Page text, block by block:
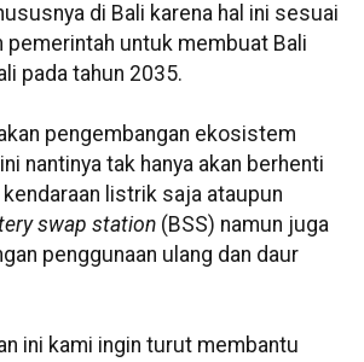
di Bali karena hal ini sesuai
pemerintah untuk membuat Bali
pada tahun 2035.
pengembangan ekosistem
nantinya tak hanya akan berhenti
listrik saja ataupun
swap station (BSS) namun juga
penggunaan ulang dan daur
ini kami ingin turut membantu